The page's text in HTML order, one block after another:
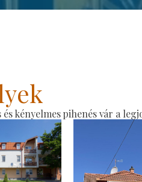
kényelmes pihenés vár a